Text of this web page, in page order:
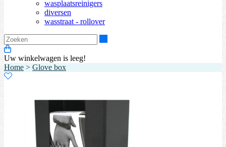
wasplaatsreinigers
diversen
wasstraat - rollover
Uw winkelwagen is leeg!
Home > Glove box